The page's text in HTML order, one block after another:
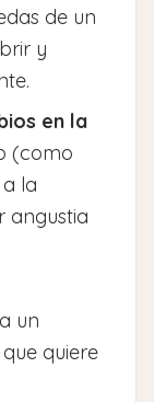
de un
y
en la
(como
la
angustia
un
quiere